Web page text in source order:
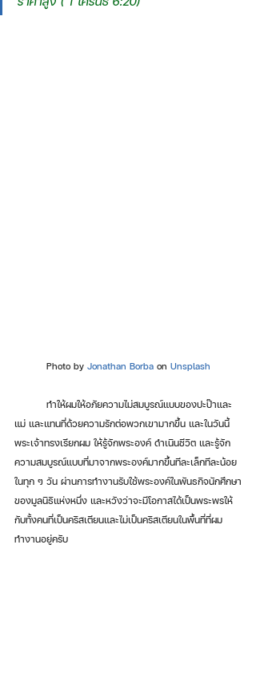
Photo by Jonathan Borba on Unsplash
แม่ และแทนที่ด้วยความรักต่อพวกเขามากขึ้น และในวันนี้
พระเจ้าทรงเรียกผม ให้รู้จักพระองค์ ดำเนินชีวิต และรู้จัก
ความสมบูรณ์แบบที่มาจากพระองค์มากขึ้นทีละเล็กทีละน้อย
ในทุก ๆ วัน ผ่านการทำงานรับใช้พระองค์ในพันธกิจนักศึกษา
ของมูลนิธิแห่งหนึ่ง และหวังว่าจะมีโอกาสได้เป็นพระพรให้
กับทั้งคนที่เป็นคริสเตียนและไม่เป็นคริสเตียนในพื้นที่ที่ผม
ทำงานอยู่ครับ